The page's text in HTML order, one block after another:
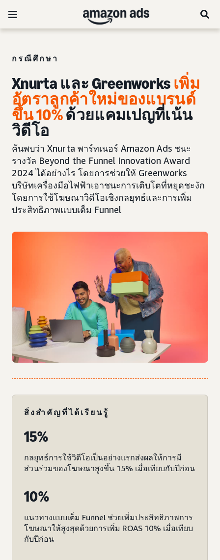
กรณีศึกษา
Xnurta และ Greenworks เพิ่ม
อัตราลูกค้าใหม่ของแบรนด์
ขึ้น 10%ด้วยแคมเปญที่เน้น
วิดีโอ
ค้นพบว่า Xnurta พาร์ทเนอร์ Amazon Ads ชนะ
รางวัล Beyond the Funnel Innovation Award
2024 ได้อย่างไร โดยการช่วยให้ Greenworks
บริษัทเครื่องมือไฟฟ้าเอาชนะการเติบโตที่หยุดชะงัก
โดยการใช้โฆษณาวิดีโอเชิงกลยุทธ์และการเพิ่ม
ประสิทธิภาพแบบเต็ม Funnel
สิ่งสำคัญที่ได้เรียนรู้
15%
กลยุทธ์การใช้วิดีโอเป็นอย่างแรกส่งผลให้การมี
ส่วนร่วมของโฆษณาสูงขึ้น 15% เมื่อเทียบกับปีก่อน
10%
แนวทางแบบเต็ม Funnel ช่วยเพิ่มประสิทธิภาพการ
โฆษณาให้สูงสุดด้วยการเพิ่ม ROAS 10% เมื่อเทียบ
กับปีก่อน